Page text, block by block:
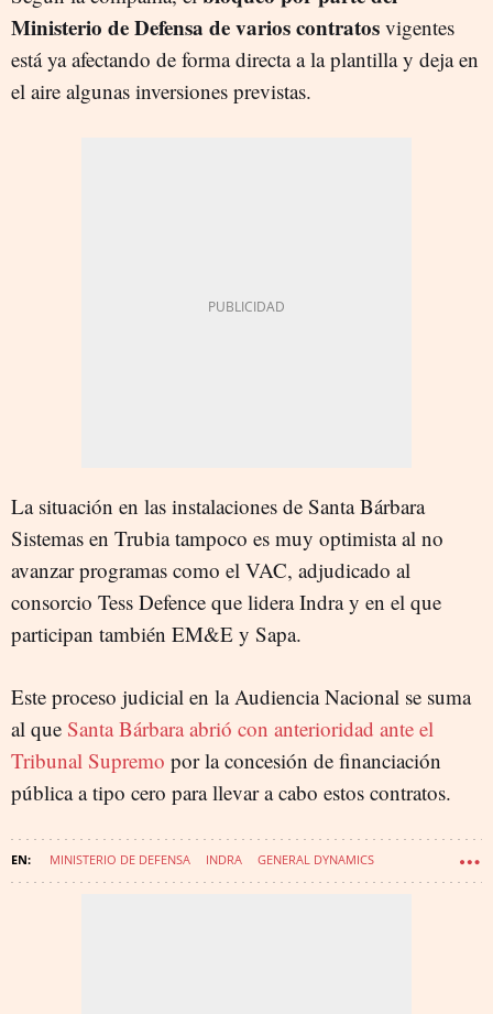
Ministerio de Defensa de varios contratos vigentes
está ya afectando de forma directa a la plantilla y deja en
el aire algunas inversiones previstas.
La situación en las instalaciones de Santa Bárbara
Sistemas en Trubia tampoco es muy optimista al no
avanzar programas como el VAC, adjudicado al
consorcio Tess Defence que lidera Indra y en el que
participan también EM&E y Sapa.
Este proceso judicial en la Audiencia Nacional se suma
al que Santa Bárbara abrió con anterioridad ante el
Tribunal Supremo por la concesión de financiación
pública a tipo cero para llevar a cabo estos contratos.
MINISTERIO DE DEFENSA INDRA GENERAL DYNAMICS